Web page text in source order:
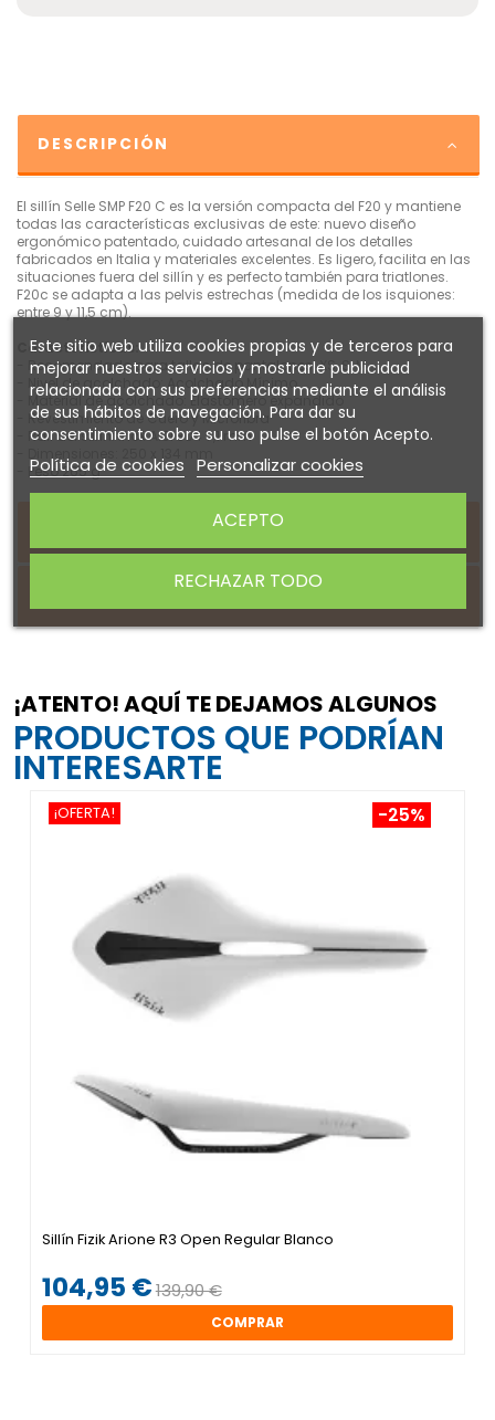
DESCRIPCIÓN
El sillín Selle SMP F20 C es la versión compacta del F20 y mantiene
todas las características exclusivas de este: nuevo diseño
ergonómico patentado, cuidado artesanal de los detalles
fabricados en Italia y materiales excelentes. Es ligero, facilita en las
situaciones fuera del sillín y es perfecto también para triatlones.
F20c se adapta a las pelvis estrechas (medida de los isquiones:
entre 9 y 11,5 cm).
Características:
- Recomendado para tallas de pantalones: XS, S, M
- Nivel de acolchado: Acolchado Mínimo
- Material de acolchado: Elastómero expandido
- Revestimiento de Cuero y Microfibra
- Rail del sillín: Inox AISI 304 7,1 mm
- Dimensiones: 250 x 134 mm
- Peso 265 g
DETALLES DEL PRODUCTO
¡ATENTO! AQUÍ TE DEJAMOS ALGUNOS
PRODUCTOS QUE PODRÍAN
INTERESARTE
¡OFERTA! -25%
Sillín Fizik Arione R3 Open Regular Blanco
104,95 €139,90 €
COMPRAR
Este sitio web utiliza cookies propias y de terceros para
mejorar nuestros servicios y mostrarle publicidad
relacionada con sus preferencias mediante el análisis
de sus hábitos de navegación. Para dar su
consentimiento sobre su uso pulse el botón Acepto.
Política de cookies Personalizar cookies
RECHAZAR TODO
ACEPTO